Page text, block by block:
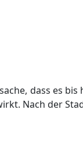
dass es
Nach der